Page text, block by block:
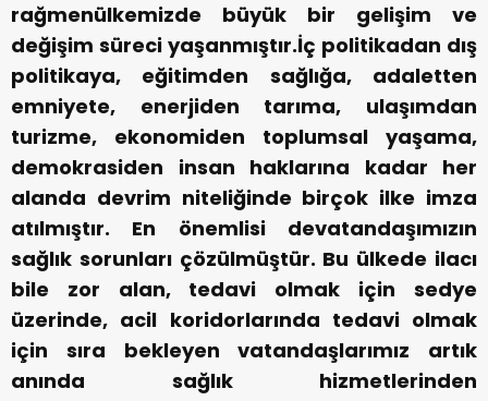
rağmenülkemizde büyük bir gelişim ve
değişim süreci yaşanmıştır.İç politikadan dış
politikaya, eğitimden sağlığa, adaletten
emniyete, enerjiden tarıma, ulaşımdan
turizme, ekonomiden toplumsal yaşama,
demokrasiden insan haklarına kadar her
alanda devrim niteliğinde birçok ilke imza
atılmıştır. En önemlisi devatandaşımızın
sağlık sorunları çözülmüştür. Bu ülkede ilacı
bile zor alan, tedavi olmak için sedye
üzerinde, acil koridorlarında tedavi olmak
için sıra bekleyen vatandaşlarımız artık
anında sağlık hizmetlerinden